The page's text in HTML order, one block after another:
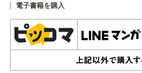
電子書籍を購入